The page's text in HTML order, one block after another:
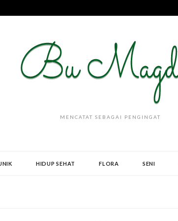
MENCATAT SEBAGAI PENGINGAT
HIDUP SEHAT FLORA SENI